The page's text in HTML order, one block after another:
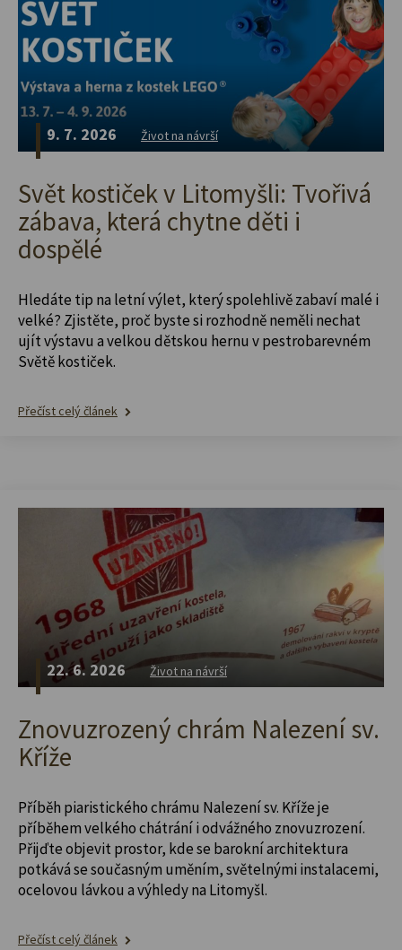
9. 7. 2026 Život na návrší
Svět kostiček v Litomyšli: Tvořivá
zábava, která chytne děti i
dospělé
Hledáte tip na letní výlet, který spolehlivě zabaví malé i
velké? Zjistěte, proč byste si rozhodně neměli nechat
ujít výstavu a velkou dětskou hernu v pestrobarevném
Světě kostiček.
Přečíst celý článek
22. 6. 2026 Život na návrší
Znovuzrozený chrám Nalezení sv.
Kříže
Příběh piaristického chrámu Nalezení sv. Kříže je
příběhem velkého chátrání i odvážného znovuzrození.
Přijďte objevit prostor, kde se barokní architektura
potkává se současným uměním, světelnými instalacemi,
ocelovou lávkou a výhledy na Litomyšl.
Přečíst celý článek